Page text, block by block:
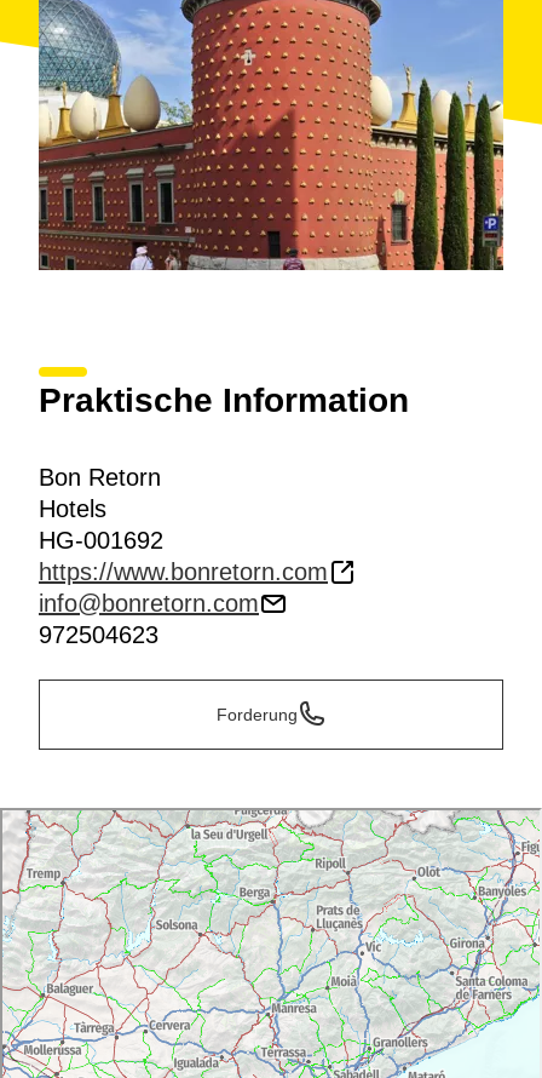
Festessen und Feierlichkeiten.
Praktische Information
Bon Retorn
Hotels
HG-001692
https://www.bonretorn.com
info@bonretorn.com
972504623
Forderung